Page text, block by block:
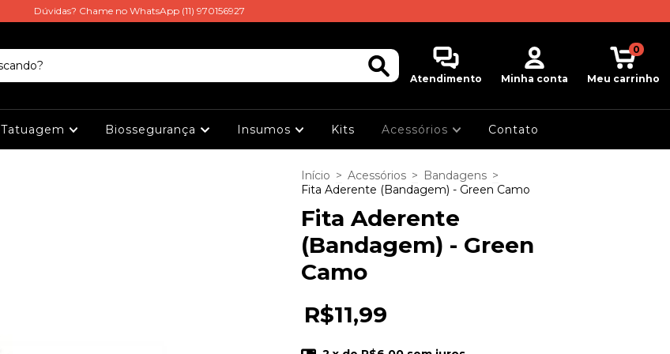
Dúvidas? Chame no WhatsApp (11) 970156927
Atendimento Minha conta Meu carrinho
0
Tatuagem Biossegurança Insumos Kits Acessórios Contato
Início > Acessórios > Bandagens >
Fita Aderente (Bandagem) - Green Camo
Fita Aderente
(Bandagem) - Green
Camo
R$11,99